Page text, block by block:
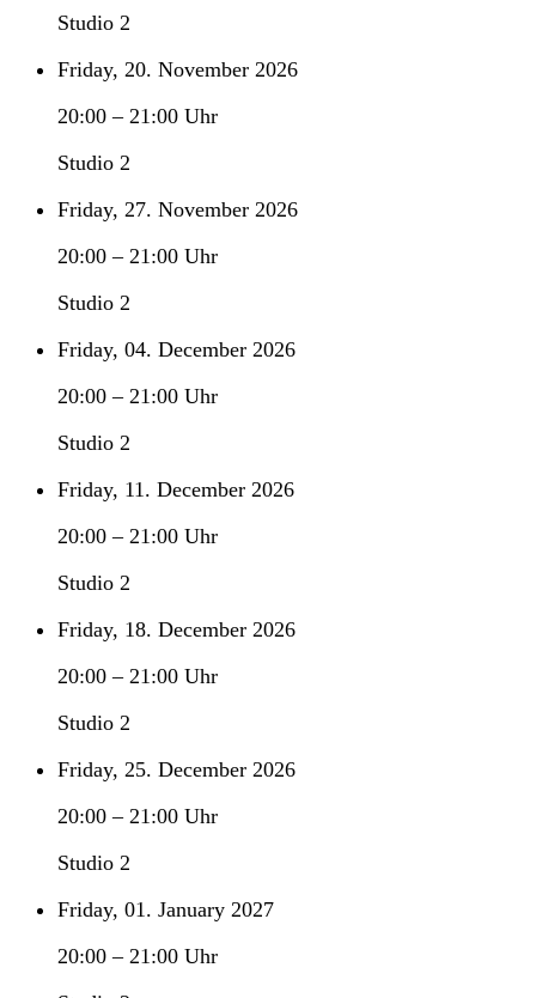
Studio 2
Friday, 20. November 2026
20:00 – 21:00 Uhr
Studio 2
Friday, 27. November 2026
20:00 – 21:00 Uhr
Studio 2
Friday, 04. December 2026
20:00 – 21:00 Uhr
Studio 2
Friday, 11. December 2026
20:00 – 21:00 Uhr
Studio 2
Friday, 18. December 2026
20:00 – 21:00 Uhr
Studio 2
Friday, 25. December 2026
20:00 – 21:00 Uhr
Studio 2
Friday, 01. January 2027
20:00 – 21:00 Uhr